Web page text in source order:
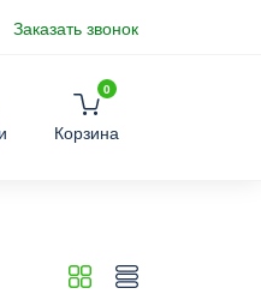
Заказать звонок
0
Корзина